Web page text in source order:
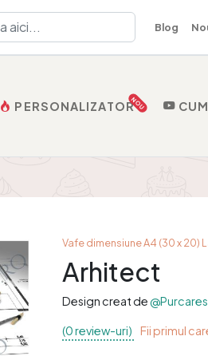
Blog
PERSONALIZATORNOU
Vafe dimensiune A4 (30 x 20)
Arhitect
Design creat de
(0 review-uri) Fii primul